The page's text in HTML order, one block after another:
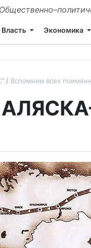
Власть Экономика
Вспомним всех